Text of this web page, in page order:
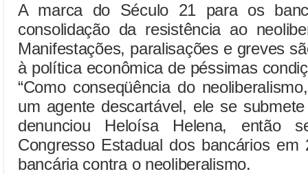
A marca do Século 21 para os
consolidação da resistência ao
Manifestações, paralisações e greves
à política econômica de péssimas
“Como conseqüência do
um agente descartável, ele se
denunciou Heloísa Helena, então
Congresso Estadual dos bancários em
bancária contra o neoliberalismo.